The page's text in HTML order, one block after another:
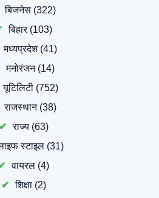
बिजनेस (322)
बिहार(103)
मध्यप्रदेश(41)
मनोरंजन(14)
यूटिलिटी(752)
राजस्थान(38)
राज्य(63)
स्टाइल(31)
वायरल (4)
शिक्षा(2)